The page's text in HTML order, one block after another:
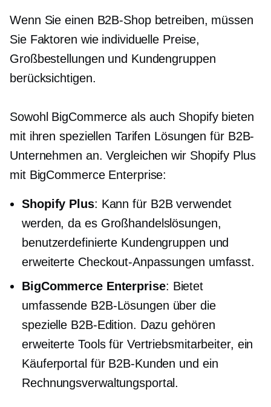
Wenn Sie einen B2B-Shop betreiben, müssen
Sie Faktoren wie individuelle Preise,
Großbestellungen und Kundengruppen
berücksichtigen.
Sowohl BigCommerce als auch Shopify bieten
mit ihren speziellen Tarifen Lösungen für B2B-
Unternehmen an. Vergleichen wir Shopify Plus
mit BigCommerce Enterprise:
Shopify Plus: Kann für B2B verwendet
werden, da es Großhandelslösungen,
benutzerdefinierte Kundengruppen und
erweiterte Checkout-Anpassungen umfasst.
BigCommerce Enterprise: Bietet
umfassende B2B-Lösungen über die
spezielle B2B-Edition. Dazu gehören
erweiterte Tools für Vertriebsmitarbeiter, ein
Käuferportal für B2B-Kunden und ein
Rechnungsverwaltungsportal.